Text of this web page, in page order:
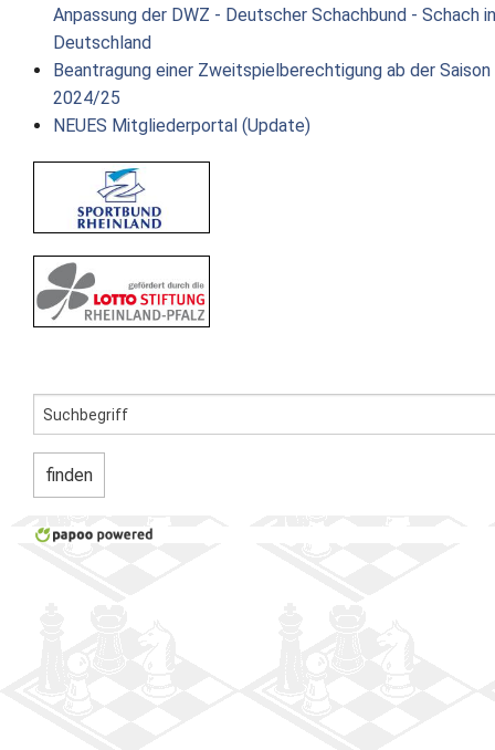
Anpassung der DWZ - Deutscher Schachbund - Schach in
Deutschland
Beantragung einer Zweitspielberechtigung ab der Saison
2024/25
NEUES Mitgliederportal (Update)